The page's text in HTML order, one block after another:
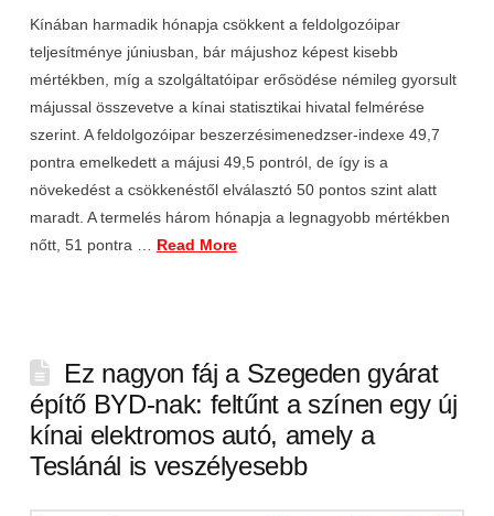
Kínában harmadik hónapja csökkent a feldolgozóipar
teljesítménye júniusban, bár májushoz képest kisebb
mértékben, míg a szolgáltatóipar erősödése némileg gyorsult
májussal összevetve a kínai statisztikai hivatal felmérése
szerint. A feldolgozóipar beszerzésimenedzser-indexe 49,7
pontra emelkedett a májusi 49,5 pontról, de így is a
növekedést a csökkenéstől elválasztó 50 pontos szint alatt
maradt. A termelés három hónapja a legnagyobb mértékben
nőtt, 51 pontra … Read More
Ez nagyon fáj a Szegeden gyárat
építő BYD-nak: feltűnt a színen egy új
kínai elektromos autó, amely a
Teslánál is veszélyesebb